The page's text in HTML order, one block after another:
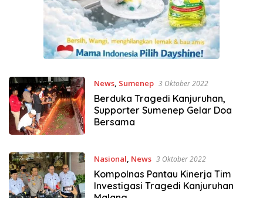
News, Sumenep 3 Oktober 2022
Berduka Tragedi Kanjuruhan,
Supporter Sumenep Gelar Doa
Bersama
Nasional, News 3 Oktober 2022
Kompolnas Pantau Kinerja Tim
Investigasi Tragedi Kanjuruhan